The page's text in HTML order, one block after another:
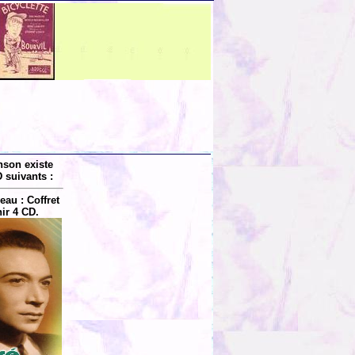
existe
suivants :
: Coffret
4 CD.